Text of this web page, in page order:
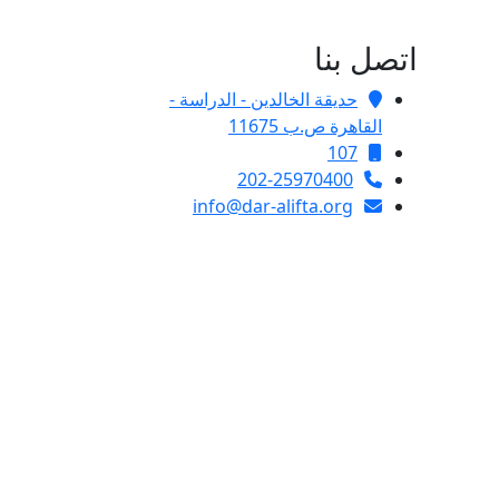
اتصل بنا
حديقة الخالدين - الدراسة -
القاهرة ص.ب 11675
107
202-25970400
info@dar-alifta.org